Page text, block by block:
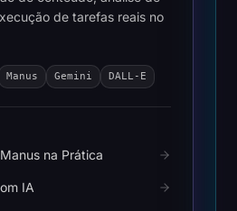
de tarefas reais no
Manus Gemini DALL-E
na Prática
IA